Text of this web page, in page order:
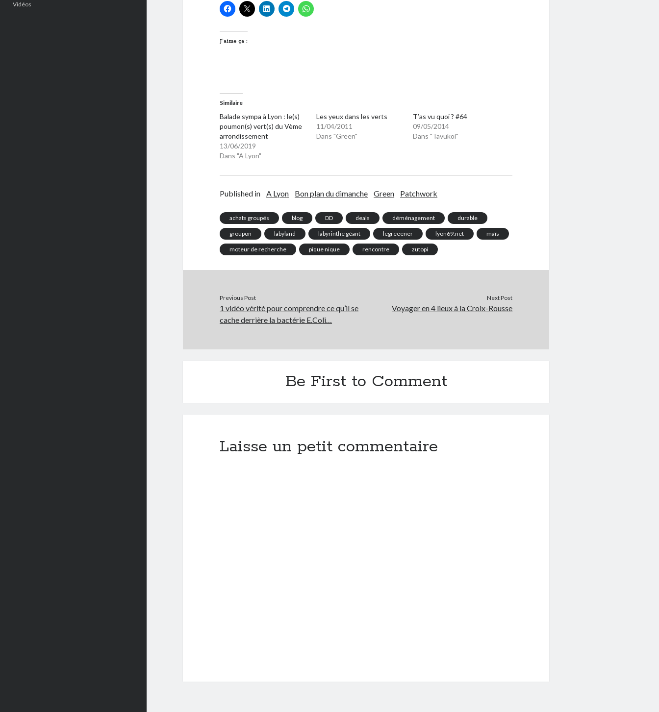
Vidéos
J’aime ça :
Similaire
Balade sympa à Lyon : le(s)
poumon(s) vert(s) du Vème
arrondissement
13/06/2019
Dans "A Lyon"
Les yeux dans les verts
11/04/2011
Dans "Green"
T’as vu quoi ? #64
09/05/2014
Dans "Tavukoi"
Published in A Lyon Bon plan du dimanche Green Patchwork
achats groupés blog DD deals déménagement durable
groupon labyland labyrinthe géant legreeener lyon69.net maîs
moteur de recherche pique nique rencontre zutopi
Previous Post
1 vidéo vérité pour comprendre ce qu’il se
cache derrière la bactérie E.Coli…
Next Post
Voyager en 4 lieux à la Croix-Rousse
Be First to Comment
Laisse un petit commentaire